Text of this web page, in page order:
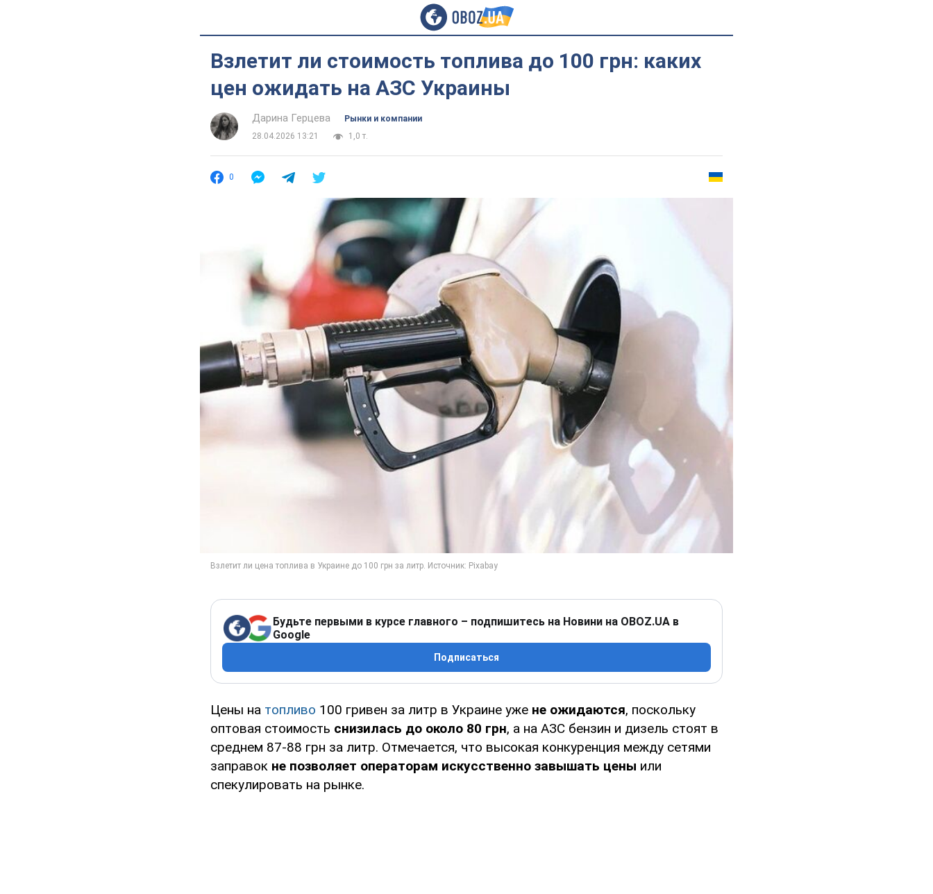
Взлетит ли стоимость топлива до 100 грн: каких
цен ожидать на АЗС Украины
Дарина Герцева
Рынки и компании
28.04.2026 13:21
1,0 т.
0
Будьте первыми в курсе главного – подпишитесь на Новини на OBOZ.UA в
Google
Подписаться
Цены на топливо 100 гривен за литр в Украине уже не ожидаются, поскольку
оптовая стоимость снизилась до около 80 грн, а на АЗС бензин и дизель стоят в
среднем 87-88 грн за литр. Отмечается, что высокая конкуренция между сетями
заправок не позволяет операторам искусственно завышать цены или
спекулировать на рынке.